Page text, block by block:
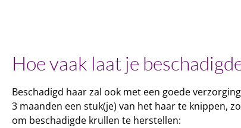
Hoe vaak laat je
Beschadigd haar zal ook met een goede
3 maanden een stuk(je) van het haar te knippen,
om beschadigde krullen te herstellen: